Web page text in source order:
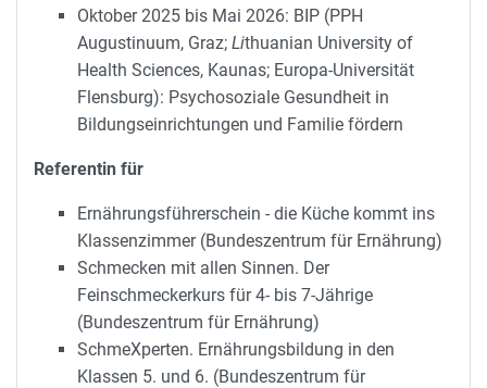
Oktober 2025 bis Mai 2026: BIP (PPH
Augustinuum, Graz; Lithuanian University of
Health Sciences, Kaunas; Europa-Universität
Flensburg): Psychosoziale Gesundheit in
Bildungseinrichtungen und Familie fördern
Referentin für
Ernährungsführerschein - die Küche kommt ins
Klassenzimmer (Bundeszentrum für Ernährung)
Schmecken mit allen Sinnen. Der
Feinschmeckerkurs für 4- bis 7-Jährige
(Bundeszentrum für Ernährung)
SchmeXperten. Ernährungsbildung in den
Klassen 5. und 6. (Bundeszentrum für